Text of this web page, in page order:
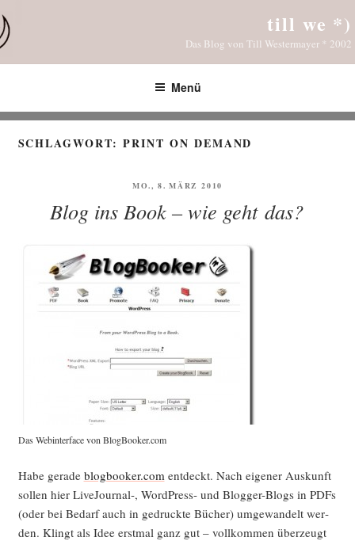
Inhalt
springen
till we *)
Das Blog von Till Westermayer * 2002
Menü
SCHLAGWORT:PRINT ON DEMAND
VERÖFFENTLICHT
MO., 8. MÄRZ 2010
Blog ins Book – wie geht das?
Das Web­in­ter­face von BlogBooker.com
Habe gera­de blogbooker.coment­deckt. Nach eige­ner Aus­kunft
sol­len hier LiveJournal‑, Word­Press- und Blog­ger-Blogs in PDFs
(oder bei Bedarf auch in gedruck­te Bücher) umge­wan­delt wer­
den. Klingt als Idee erst­mal ganz gut – voll­kom­men über­zeugt